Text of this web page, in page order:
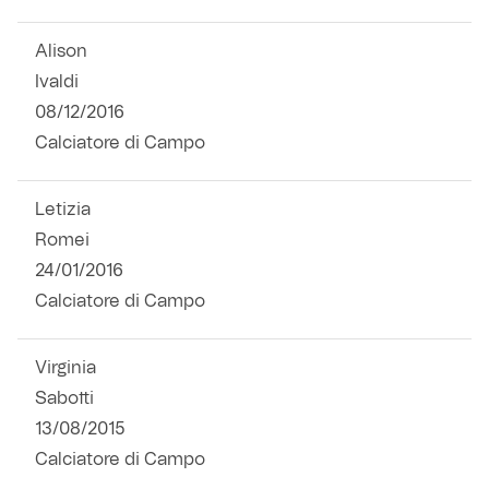
Alison
Ivaldi
08/12/2016
Calciatore di Campo
Letizia
Romei
24/01/2016
Calciatore di Campo
Virginia
Sabotti
13/08/2015
Calciatore di Campo